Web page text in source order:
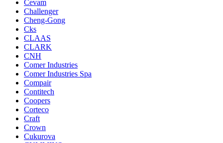
Cevam
Challenger
Cheng-Gong
Cks
CLAAS
CLARK
CNH
Comer Industries
Comer Industries Spa
Compair
Contitech
Coopers
Corteco
Craft
Crown
Cukurova